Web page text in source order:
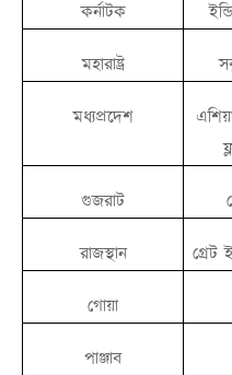
কর্নাটক
মহারাষ্ট্র
মধ্যপ্রদেশ
গুজরাট
রাজস্থান গ্রেট
গোয়া
পাঞ্জাব